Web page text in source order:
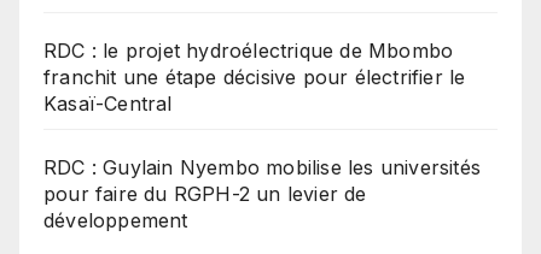
RDC : le projet hydroélectrique de Mbombo
franchit une étape décisive pour électrifier le
Kasaï-Central
RDC : Guylain Nyembo mobilise les universités
pour faire du RGPH-2 un levier de
développement